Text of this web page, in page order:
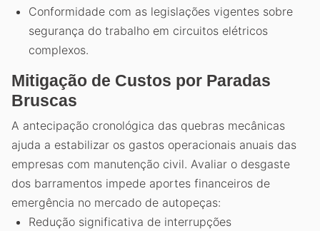
Conformidade com as legislações vigentes sobre
segurança do trabalho em circuitos elétricos
complexos.
Mitigação de Custos por Paradas
Bruscas
A antecipação cronológica das quebras mecânicas
ajuda a estabilizar os gastos operacionais anuais das
empresas com manutenção civil. Avaliar o desgaste
dos barramentos impede aportes financeiros de
emergência no mercado de autopeças:
Redução significativa de interrupções